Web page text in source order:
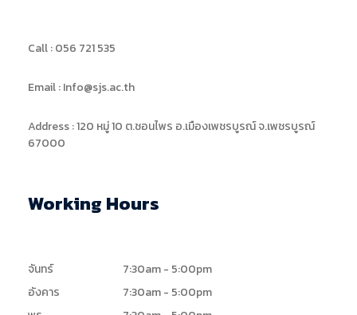
Call : 056 721 535
Email : Info@sjs.ac.th
Address : 120 หมู่ 10 ต.ชอนไพร อ.เมืองเพชรบูรณ์ จ.เพชรบูรณ์
67000
Working Hours
จันทร์
7:30am - 5:00pm
อังคาร
7:30am - 5:00pm